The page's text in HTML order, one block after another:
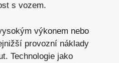
s vozem.
výkonem nebo
provozní náklady
Technologie jako